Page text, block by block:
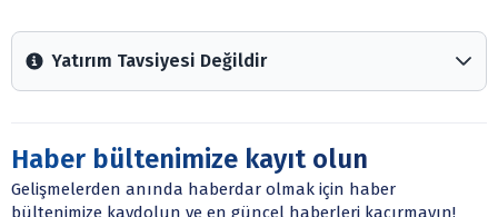
Yatırım Tavsiyesi Değildir
Arztakvimi.com.tr içerisinde yayınlanan bilgiler, yorumlar
Sitede yer alan tüm içerikler kişisel görüşlere
dayanmaktadır. Yatırım danışmanlığı hizmeti; aracı
kurumlar, mevduat kabul etmeyen bankalar, portföy
Haber bültenimize kayıt olun
Gelişmelerden anında haberdar olmak için haber
bültenimize kaydolun ve en güncel haberleri kaçırmayın!